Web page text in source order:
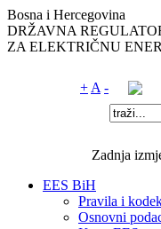
Bosna i Hercegovina
DRŽAVNA
ZA ELEKTRIČNU
+ A -
Zadnja
EES BiH
Pravila i
Osnovni